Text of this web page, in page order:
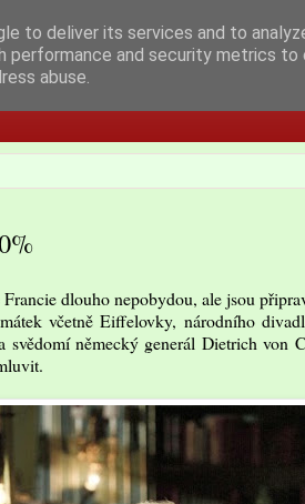
dlouho nepobydou, ale jsou
včetně Eiffelovky, národního
německý generál Dietrich von
to deliver its services and to
performance and security metrics
abuse.